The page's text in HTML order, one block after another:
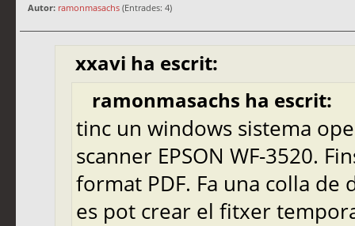
Autor: ramonmasachs (Entrades: 4)
xxavi ha escrit:
ramonmasachs ha escrit:
tinc un windows sistema
scanner EPSON WF-3520.
format PDF. Fa una colla
es pot crear el fitxer